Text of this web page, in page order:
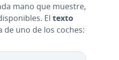
mano que muestre,
El texto
uno de los coches: